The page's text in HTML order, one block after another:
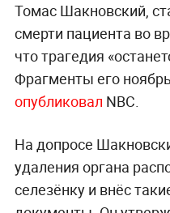
Томас Шакновский,
смерти пациента во
что трагедия
Фрагменты его
опубликовал NBC.
На допросе
удаления органа
селезёнку и внёс